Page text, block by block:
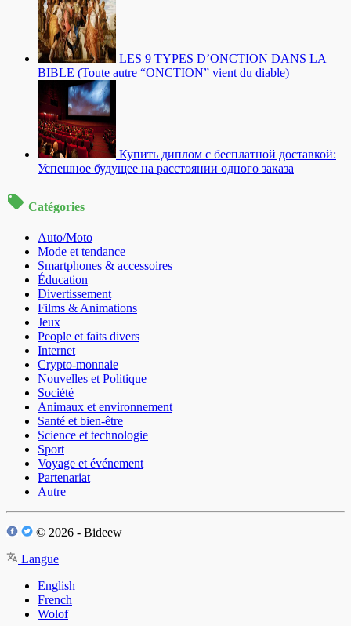
LES 9 TYPES D’ONCTION DANS LA
BIBLE (Toute autre “ONCTION” vient du diable)
Купить диплом с бесплатной доставкой:
Успешное будущее на расстоянии одного заказа
Catégories
Auto/Moto
Mode et tendance
Smartphones & accessoires
Éducation
Divertissement
Films & Animations
Jeux
People et faits divers
Internet
Crypto-monnaie
Nouvelles et Politique
Société
Animaux et environnement
Santé et bien-être
Science et technologie
Sport
Voyage et événement
Partenariat
Autre
© 2026 - Bideew
Langue
English
French
Wolof